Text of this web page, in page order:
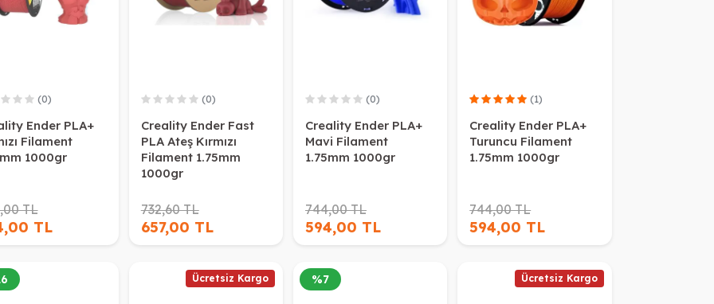
(0)
Ender PLA+
Filament
1000gr
TL
TL
(0)
Creality Ender Fast
PLA Ateş Kırmızı
Filament 1.75mm
1000gr
732,60 TL
657,00 TL
(0)
Creality Ender PLA+
Mavi Filament
1.75mm 1000gr
744,00 TL
594,00 TL
(1)
Creality Ender PLA+
Turuncu Filament
1.75mm 1000gr
744,00 TL
594,00 TL
Ücretsiz Kargo %7 Ücretsiz Kargo